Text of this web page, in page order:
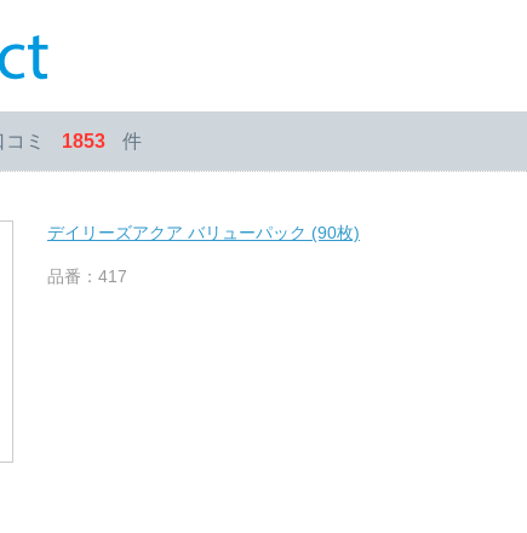
ミ 1853 件
デイリーズアクア バリューパック (90枚)
品番：417